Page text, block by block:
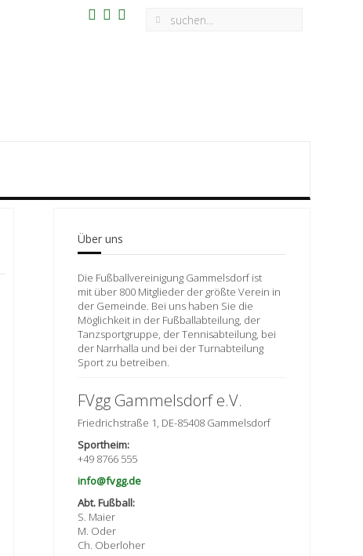
Über uns
Die Fußballvereinigung Gammelsdorf ist
mit über 800 Mitglieder der größte Verein in
der Gemeinde. Bei uns haben Sie die
Möglichkeit in der Fußballabteilung, der
Tanzsportgruppe, der Tennisabteilung, bei
der Narrhalla und bei der Turnabteilung
Sport zu betreiben.
FVgg Gammelsdorf e.V.
Friedrichstraße 1, DE-85408 Gammelsdorf
Sportheim:
+49 8766 555
info@fvgg.de
Abt. Fußball:
S. Maier
M. Oder
Ch. Oberloher